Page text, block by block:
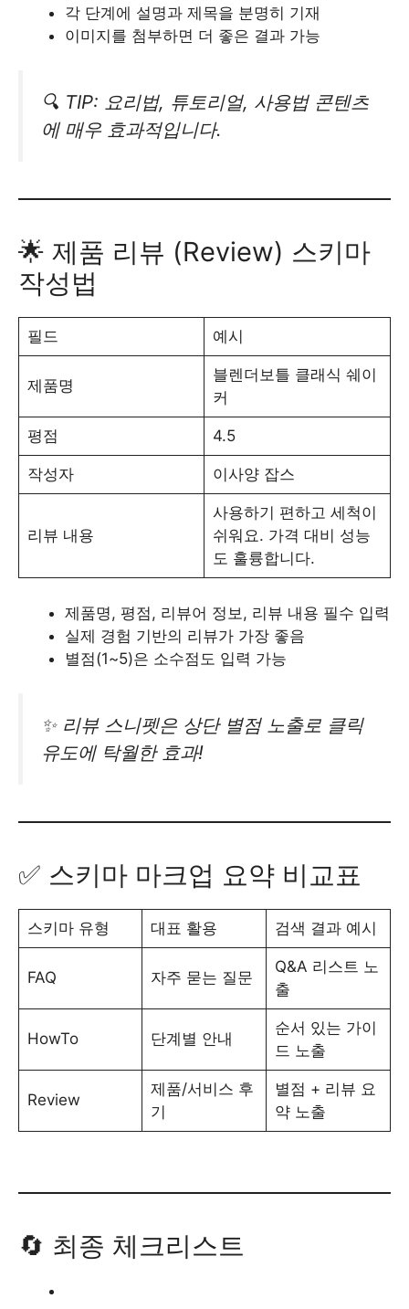
각 단계에 설명과 제목을 분명히 기재
이미지를 첨부하면 더 좋은 결과 가능
🔍 TIP: 요리법, 튜토리얼, 사용법 콘텐츠
에 매우 효과적입니다.
🌟 제품 리뷰 (Review) 스키마
작성법
필드 예시
제품명
블렌더보틀 클래식 쉐이
커
평점 4.5
작성자 이사양 잡스
리뷰 내용
사용하기 편하고 세척이
쉬워요. 가격 대비 성능
도 훌륭합니다.
제품명, 평점, 리뷰어 정보, 리뷰 내용 필수 입력
실제 경험 기반의 리뷰가 가장 좋음
별점(1~5)은 소수점도 입력 가능
✨ 리뷰 스니펫은 상단 별점 노출로 클릭
유도에 탁월한 효과!
✅ 스키마 마크업 요약 비교표
스키마 유형 대표 활용 검색 결과 예시
FAQ 자주 묻는 질문
Q&A 리스트 노
출
HowTo 단계별 안내
순서 있는 가이
드 노출
Review
제품/서비스 후
기
별점 + 리뷰 요
약 노출
🔄 최종 체크리스트